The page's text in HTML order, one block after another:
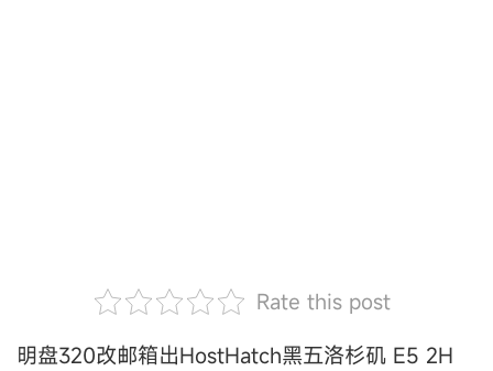
Rate this post
明盘320改邮箱出HostHatch黑五洛杉矶 E5 2H